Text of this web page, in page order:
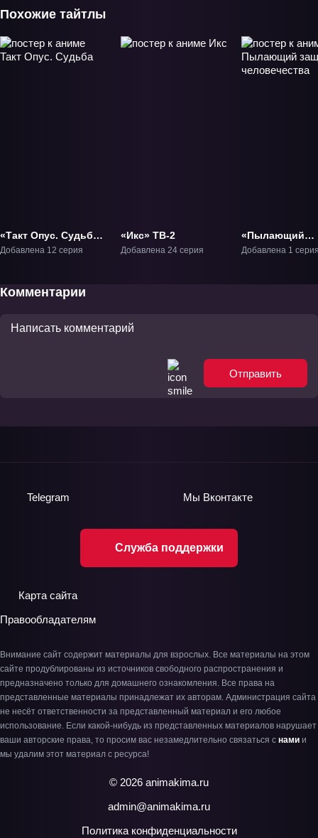
Похожие тайтлы
«Такт Опус. Судьба»
ТВ-1
Добавлена 12 серия
«Икс» ТВ-2
Добавлена 24 серия
«Пылающий
защитник
Добавлена 1
Комментарии
Отправить
Служба поддержки
Telegram Мы Вконтакте
Карта сайта
Правообладателям
Внимание сайт содержит материалы для взрослых. Все материалы на этом
сайте продублированы из источников свободного распространения и
предназначено только для домашнего ознакомления. Все права на
представленные материалы принадлежат их авторам. Администрация сайта
не несёт ответственности за представленный материал и его любое
использование. Если какой-нибудь из представленных материалов нарушает
ваши авторские права, то просим вас незамедлительно связаться с нами и
мы удалим этот материал с ресурса!
© 2026 animakima.ru
admin@animakima.ru
Политика конфиденциальности